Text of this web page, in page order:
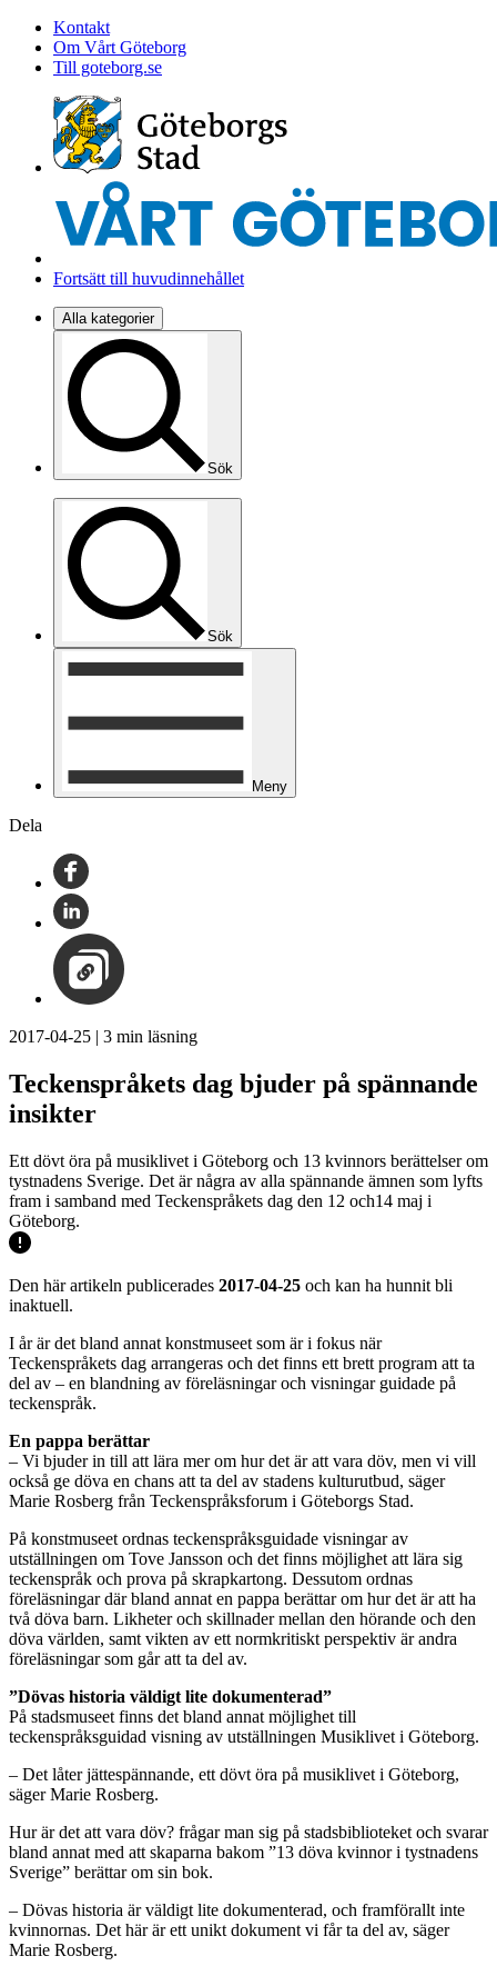
Kontakt
Om Vårt Göteborg
Till goteborg.se
Fortsätt till huvudinnehållet
Alla kategorier
Sök
Sök
Meny
Dela
2017-04-25 | 3 min läsning
Teckenspråkets dag bjuder på spännande
insikter
Ett dövt öra på musiklivet i Göteborg och 13 kvinnors berättelser om
tystnadens Sverige. Det är några av alla spännande ämnen som lyfts
fram i samband med Teckenspråkets dag den 12 och14 maj i
Göteborg.
Den här artikeln publicerades 2017-04-25 och kan ha hunnit bli
inaktuell.
I år är det bland annat konstmuseet som är i fokus när
Teckenspråkets dag arrangeras och det finns ett brett program att ta
del av – en blandning av föreläsningar och visningar guidade på
teckenspråk.
En pappa berättar
– Vi bjuder in till att lära mer om hur det är att vara döv, men vi vill
också ge döva en chans att ta del av stadens kulturutbud, säger
Marie Rosberg från Teckenspråksforum i Göteborgs Stad.
På konstmuseet ordnas teckenspråksguidade visningar av
utställningen om Tove Jansson och det finns möjlighet att lära sig
teckenspråk och prova på skrapkartong. Dessutom ordnas
föreläsningar där bland annat en pappa berättar om hur det är att ha
två döva barn. Likheter och skillnader mellan den hörande och den
döva världen, samt vikten av ett normkritiskt perspektiv är andra
föreläsningar som går att ta del av.
”Dövas historia väldigt lite dokumenterad”
På stadsmuseet finns det bland annat möjlighet till
teckenspråksguidad visning av utställningen Musiklivet i Göteborg.
– Det låter jättespännande, ett dövt öra på musiklivet i Göteborg,
säger Marie Rosberg.
Hur är det att vara döv? frågar man sig på stadsbiblioteket och svarar
bland annat med att skaparna bakom ”13 döva kvinnor i tystnadens
Sverige” berättar om sin bok.
– Dövas historia är väldigt lite dokumenterad, och framförallt inte
kvinnornas. Det här är ett unikt dokument vi får ta del av, säger
Marie Rosberg.